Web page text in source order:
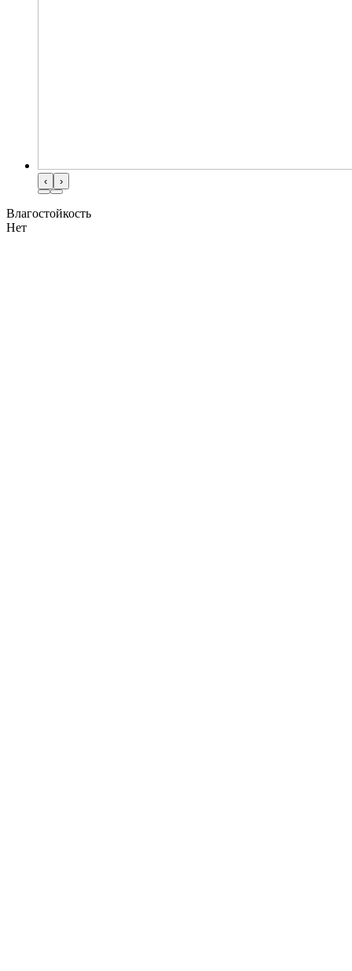
‹ ›
Влагостойкость
Нет